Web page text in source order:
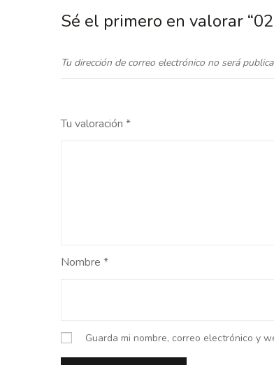
Sé el primero en valorar
Tu dirección de correo electrónico no será
Tu valoración *
Nombre *
Guarda mi nombre, correo electrónico y